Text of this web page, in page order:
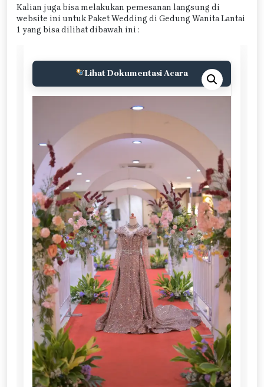
Kalian juga bisa melakukan pemesanan langsung di
website ini untuk Paket Wedding di Gedung Wanita Lantai
1 yang bisa dilihat dibawah ini :